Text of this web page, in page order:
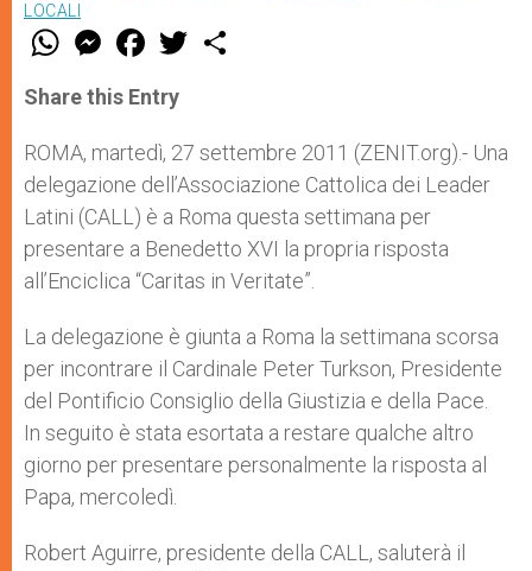
LOCALI
W
t
s
p
p
M
e
s
e
g
e
r
F
a
e
b
o
k
w
r
Share this Entry
ROMA, martedì, 27 settembre 2011 (ZENIT.org).- Una
delegazione dell’Associazione Cattolica dei Leader
Latini (CALL) è a Roma questa settimana per
presentare a Benedetto XVI la propria risposta
all’Enciclica “Caritas in Veritate”.
La delegazione è giunta a Roma la settimana scorsa
per incontrare il Cardinale Peter Turkson, Presidente
del Pontificio Consiglio della Giustizia e della Pace.
In seguito è stata esortata a restare qualche altro
giorno per presentare personalmente la risposta al
Papa, mercoledì.
Robert Aguirre, presidente della CALL, saluterà il